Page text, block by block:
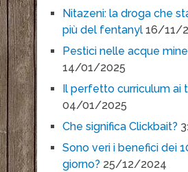
Nitazeni: la droga che
più del fentanyl 16/11/
Pestici nelle acque
14/01/2025
Il perfetto curriculum ai
04/01/2025
Che significa Clickbait?
Sono veri i benefici dei
giorno? 25/12/2024